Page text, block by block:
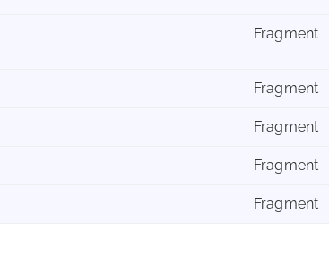
Fragment
Fragment
Fragment
Fragment
Fragment